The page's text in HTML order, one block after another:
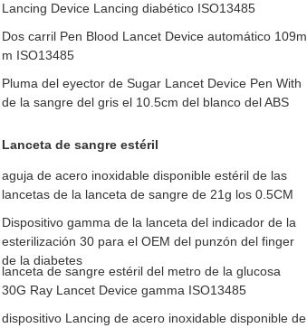
Lancing Device Lancing diabético ISO13485
Dos carril Pen Blood Lancet Device automático 109m
m ISO13485
Pluma del eyector de Sugar Lancet Device Pen With
de la sangre del gris el 10.5cm del blanco del ABS
Lanceta de sangre estéril
aguja de acero inoxidable disponible estéril de las
lancetas de la lanceta de sangre de 21g los 0.5CM
Dispositivo gamma de la lanceta del indicador de la
esterilización 30 para el OEM del punzón del finger
de la diabetes
lanceta de sangre estéril del metro de la glucosa
30G Ray Lancet Device gamma ISO13485
dispositivo Lancing de acero inoxidable disponible de